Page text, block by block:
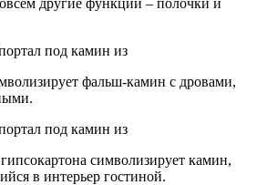
другие функции – полочки и
фальш-камин с дровами,
символизирует камин,
в интерьер гостиной.